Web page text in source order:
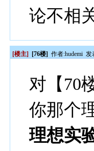
论不相
[楼主] [76楼] 作者:hudemi 发
对【70
你那个
理想实